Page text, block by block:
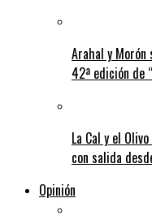
Arahal y Morón
42ª edición de
La Cal y el
con salida
Opinión